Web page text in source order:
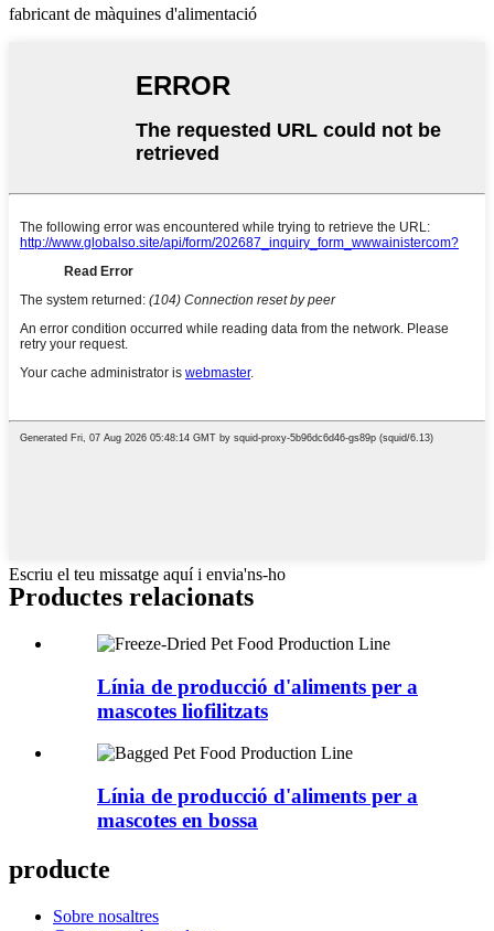
fabricant de màquines d'alimentació
Escriu el teu missatge aquí i envia'ns-ho
Productes relacionats
Línia de producció d'aliments per a
mascotes liofilitzats
Línia de producció d'aliments per a
mascotes en bossa
producte
Sobre nosaltres